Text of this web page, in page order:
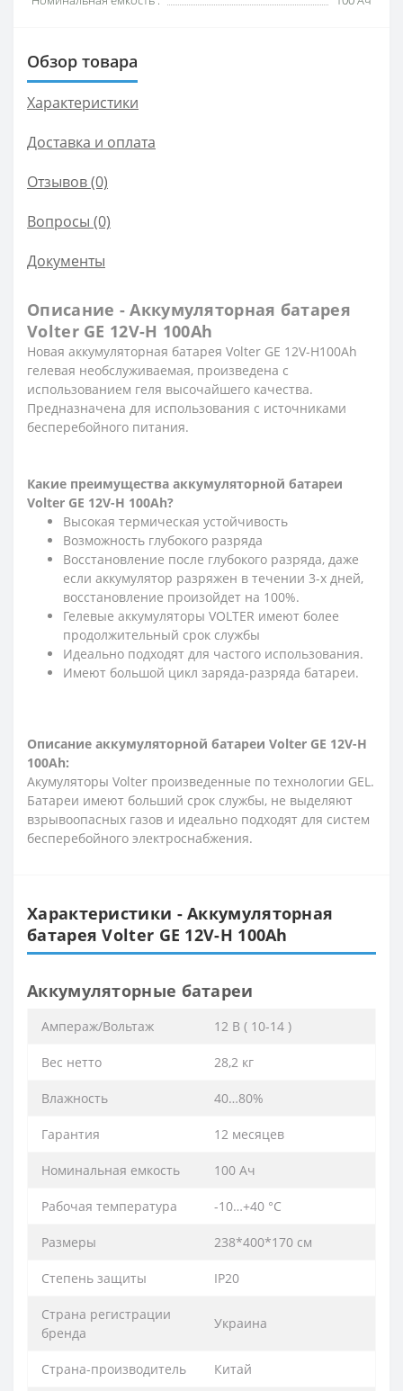
Обзор товара
Характеристики
Доставка и оплата
Отзывов (0)
Вопросы (0)
Документы
Описание - Аккумуляторная батарея
Volter GE 12V-H 100Ah
Новая аккумуляторная батарея Volter GE 12V-H100Ah
гелевая необслуживаемая, произведена с
использованием геля высочайшего качества.
Предназначена для использования с источниками
бесперебойного питания.
Какие преимущества аккумуляторной батареи
Volter GE 12V-H 100Ah?
Высокая термическая устойчивость
Возможность глубокого разряда
Восстановление после глубокого разряда, даже
если аккумулятор разряжен в течении 3-х дней,
восстановление произойдет на 100%.
Гелевые аккумуляторы VOLTER имеют более
продолжительный срок службы
Идеально подходят для частого использования.
Имеют большой цикл заряда-разряда батареи.
Описание аккумуляторной батареи Volter GE 12V-H
100Ah:
Акумуляторы Volter произведенные по технологии GEL.
Батареи имеют больший срок службы, не выделяют
взрывоопасных газов и идеально подходят для систем
бесперебойного электроснабжения.
Характеристики - Аккумуляторная
батарея Volter GE 12V-H 100Ah
Аккумуляторные батареи
Ампераж/Вольтаж 12 В ( 10-14 )
Вес нетто 28,2 кг
Влажность 40…80%
Гарантия 12 месяцев
Номинальная емкость 100 Ач
Рабочая температура -10…+40 °С
Размеры 238*400*170 см
Степень защиты IP20
Страна регистрации
бренда
Украина
Страна-производитель Китай